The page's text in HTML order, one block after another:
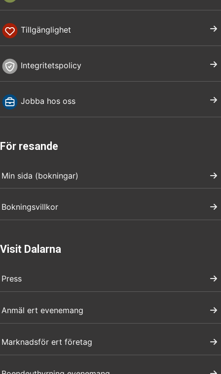
Tillgänglighet
Integritetspolicy
Jobba hos oss
För resande
Min sida (bokningar)
Bokningsvillkor
Visit Dalarna
Press
Anmäl ert evenemang
Marknadsför ert företag